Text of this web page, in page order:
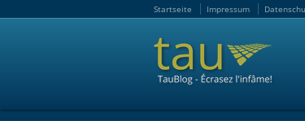
Startseite Impressum
Startseite Impressum